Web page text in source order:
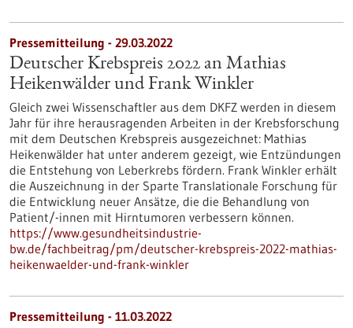
Pressemitteilung - 29.03.2022
Deutscher Krebspreis 2022 an Mathias
Heikenwälder und Frank Winkler
Gleich zwei Wissenschaftler aus dem DKFZ werden in diesem
Jahr für ihre herausragenden Arbeiten in der Krebsforschung
mit dem Deutschen Krebspreis ausgezeichnet: Mathias
Heikenwälder hat unter anderem gezeigt, wie Entzündungen
die Entstehung von Leberkrebs fördern. Frank Winkler erhält
die Auszeichnung in der Sparte Translationale Forschung für
die Entwicklung neuer Ansätze, die die Behandlung von
Patient/-innen mit Hirntumoren verbessern können.
https://www.gesundheitsindustrie-
bw.de/fachbeitrag/pm/deutscher-krebspreis-2022-mathias-
heikenwaelder-und-frank-winkler
Pressemitteilung - 11.03.2022